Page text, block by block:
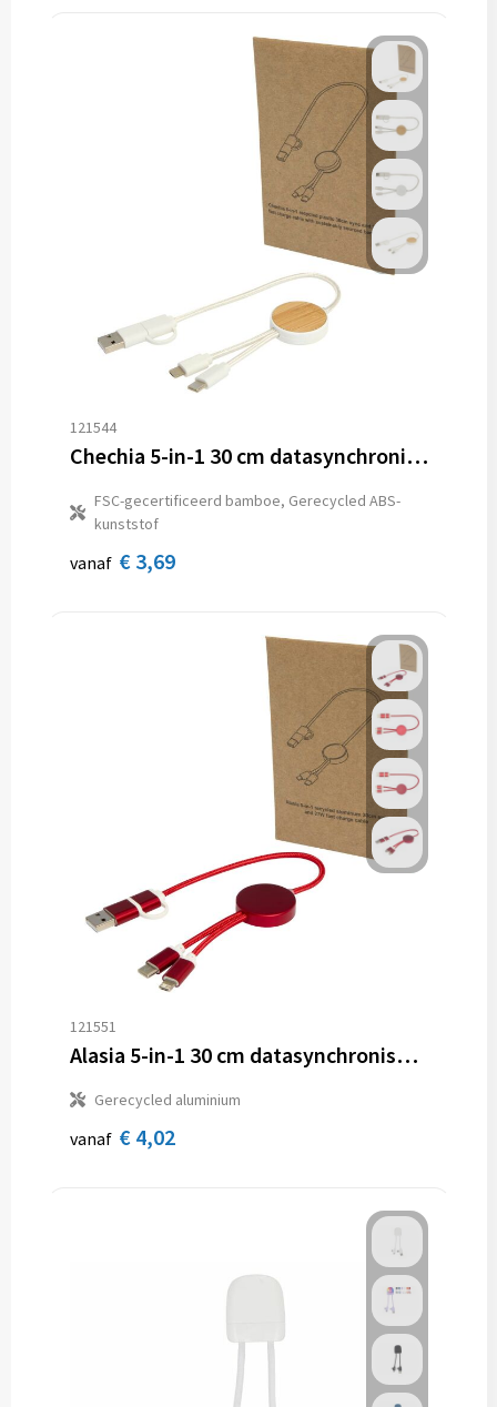
121544
Chechia 5-in-1 30 cm datasynchronisatie- en 27 W snellaadkabel van gerecycled plastic met bamboe details
FSC-gecertificeerd bamboe, Gerecycled ABS-
kunststof
vanaf € 3,69
121551
Alasia 5-in-1 30 cm datasynchronisatie- en 27 W snellaadkabel van gerecycled aluminium en plastic
Gerecycled aluminium
vanaf € 4,02